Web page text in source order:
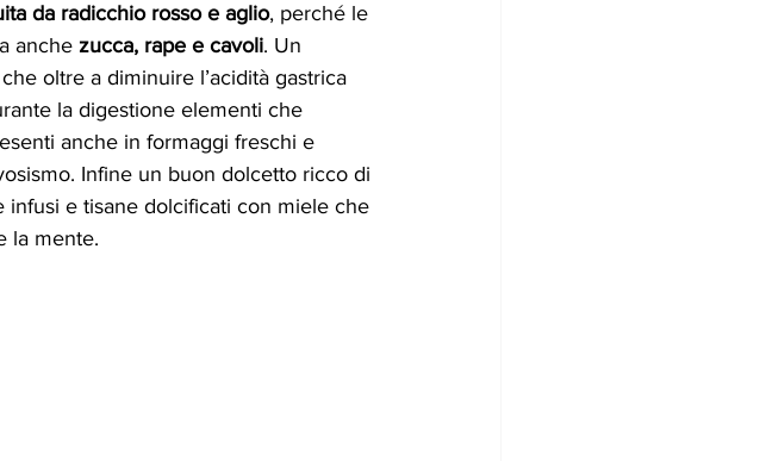
da radicchio rosso e aglio, perché le
anche zucca, rape e cavoli. Un
oltre a diminuire l’acidità gastrica
la digestione elementi che
anche in formaggi freschi e
Infine un buon dolcetto ricco di
infusi e tisane dolcificati con miele che
la mente.